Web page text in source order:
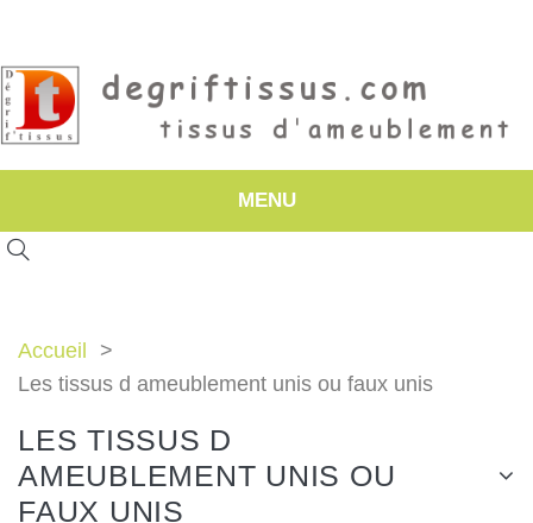
MENU
Accueil
Les tissus d ameublement unis ou faux unis
LES TISSUS D
AMEUBLEMENT UNIS OU
FAUX UNIS